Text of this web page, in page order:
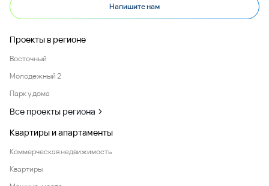
Напишите нам
Проекты в регионе
Восточный
Молодежный 2
Парк у дома
Все проекты региона
Квартиры и апартаменты
Коммерческая недвижимость
Квартиры